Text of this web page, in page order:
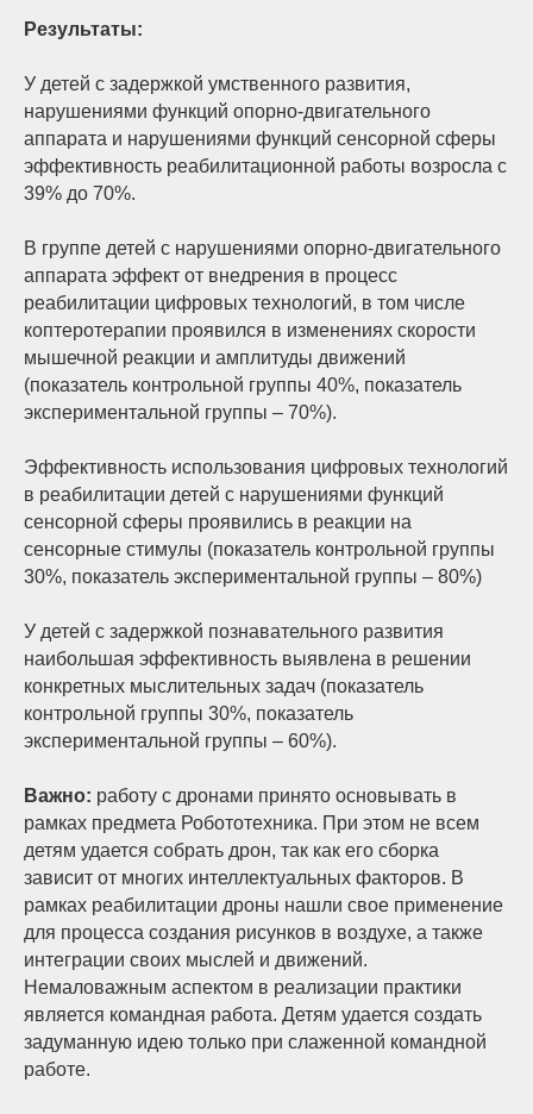
Результаты:
У детей с задержкой умственного развития,
нарушениями функций опорно-двигательного
аппарата и нарушениями функций сенсорной сферы
эффективность реабилитационной работы возросла с
39% до 70%.
В группе детей с нарушениями опорно-двигательного
аппарата эффект от внедрения в процесс
реабилитации цифровых технологий, в том числе
коптеротерапии проявился в изменениях скорости
мышечной реакции и амплитуды движений
(показатель контрольной группы 40%, показатель
экспериментальной группы – 70%).
Эффективность использования цифровых технологий
в реабилитации детей с нарушениями функций
сенсорной сферы проявились в реакции на
сенсорные стимулы (показатель контрольной группы
30%, показатель экспериментальной группы – 80%)
У детей с задержкой познавательного развития
наибольшая эффективность выявлена в решении
конкретных мыслительных задач (показатель
контрольной группы 30%, показатель
экспериментальной группы – 60%).
Важно: работу с дронами принято основывать в
рамках предмета Робототехника. При этом не всем
детям удается собрать дрон, так как его сборка
зависит от многих интеллектуальных факторов. В
рамках реабилитации дроны нашли свое применение
для процесса создания рисунков в воздухе, а также
интеграции своих мыслей и движений.
Немаловажным аспектом в реализации практики
является командная работа. Детям удается создать
задуманную идею только при слаженной командной
работе.